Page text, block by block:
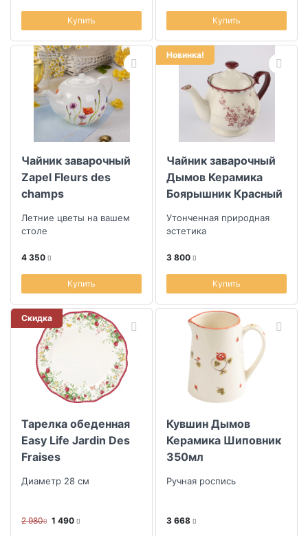
Купить Купить
Чайник заварочный
Zapel Fleurs des
champs
Летние цветы на вашем
столе
4 350
Купить
Новинка!
Чайник заварочный
Дымов Керамика
Боярышник Красный
Утонченная природная
эстетика
3 800
Купить
Скидка
Тарелка обеденная
Easy Life Jardin Des
Fraises
Диаметр 28 см
2 980 1 490
Кувшин Дымов
Керамика Шиповник
350мл
Ручная роспись
3 668